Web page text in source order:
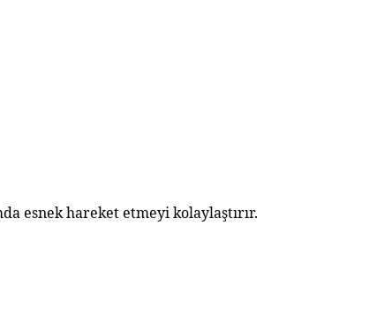
esnek hareket etmeyi kolaylaştırır.